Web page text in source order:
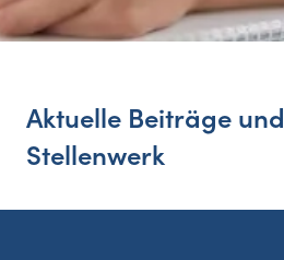
Aktuelle Beiträge und
Stellenwerk